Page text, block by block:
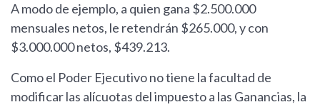
A modo de ejemplo, a quien gana $2.500.000
mensuales netos, le retendrán $265.000, y con
$3.000.000 netos, $439.213.
Como el Poder Ejecutivo no tiene la facultad de
modificar las alícuotas del impuesto a las Ganancias, la